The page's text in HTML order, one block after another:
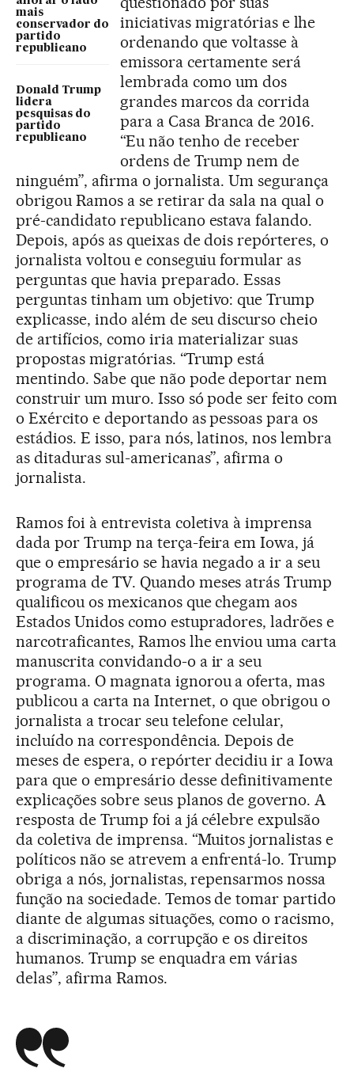
mais
conservador do
partido
republicano
Donald Trump
lidera
pesquisas do
partido
republicano
iniciativas migratórias e lhe
ordenando que voltasse à
emissora certamente será
lembrada como um dos
grandes marcos da corrida
para a Casa Branca de 2016.
“Eu não tenho de receber
ordens de Trump nem de
ninguém”, afirma o jornalista. Um segurança
obrigou Ramos a se retirar da sala na qual o
pré-candidato republicano estava falando.
Depois, após as queixas de dois repórteres, o
jornalista voltou e conseguiu formular as
perguntas que havia preparado. Essas
perguntas tinham um objetivo: que Trump
explicasse, indo além de seu discurso cheio
de artifícios, como iria materializar suas
propostas migratórias. “Trump está
mentindo. Sabe que não pode deportar nem
construir um muro. Isso só pode ser feito com
o Exército e deportando as pessoas para os
estádios. E isso, para nós, latinos, nos lembra
as ditaduras sul-americanas”, afirma o
jornalista.
Ramos foi à entrevista coletiva à imprensa
dada por Trump na terça-feira em Iowa, já
que o empresário se havia negado a ir a seu
programa de TV. Quando meses atrás Trump
qualificou os mexicanos que chegam aos
Estados Unidos como estupradores, ladrões e
narcotraficantes, Ramos lhe enviou uma carta
manuscrita convidando-o a ir a seu
programa. O magnata ignorou a oferta, mas
publicou a carta na Internet, o que obrigou o
jornalista a trocar seu telefone celular,
incluído na correspondência. Depois de
meses de espera, o repórter decidiu ir a Iowa
para que o empresário desse definitivamente
explicações sobre seus planos de governo. A
resposta de Trump foi a já célebre expulsão
da coletiva de imprensa. “Muitos jornalistas e
políticos não se atrevem a enfrentá-lo. Trump
obriga a nós, jornalistas, repensarmos nossa
função na sociedade. Temos de tomar partido
diante de algumas situações, como o racismo,
a discriminação, a corrupção e os direitos
humanos. Trump se enquadra em várias
delas”, afirma Ramos.